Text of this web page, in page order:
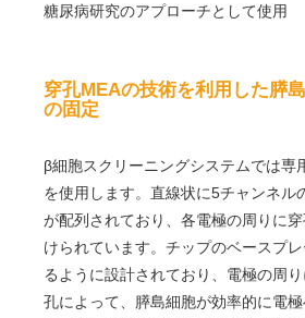
糖尿病研究のアプローチとして使用
穿孔MEAの技術を利用した膵
の固定
β細胞スクリーニングシステムでは専
を使用します。直線状に5チャンネル
が配列されており、各電極の周りに
けられています。チップのベースプ
るように設計されており、電極の周
孔によって、膵島細胞が効率的に電